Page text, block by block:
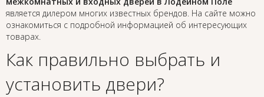
является дилером многих известных брендов. На сайте можно
ознакомиться с подробной информацией об интересующих
товарах.
Как правильно выбрать и
установить двери?